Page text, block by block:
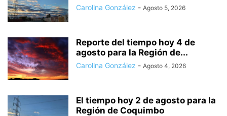
Carolina González - Agosto 5, 2026
Reporte del tiempo hoy 4 de
agosto para la Región de...
Carolina González - Agosto 4, 2026
El tiempo hoy 2 de agosto para la
Región de Coquimbo